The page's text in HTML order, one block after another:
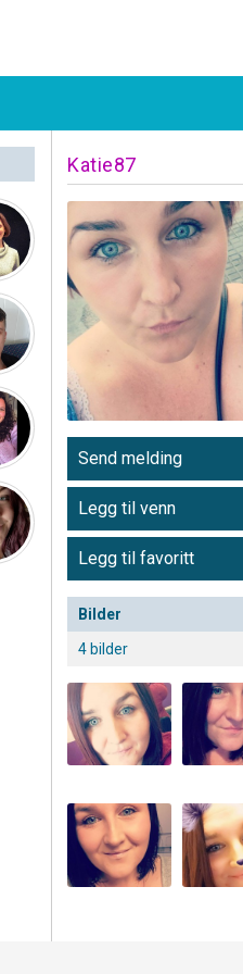
Katie87
Send melding
Legg til venn
Legg til favoritt
Bilder
4 bilder